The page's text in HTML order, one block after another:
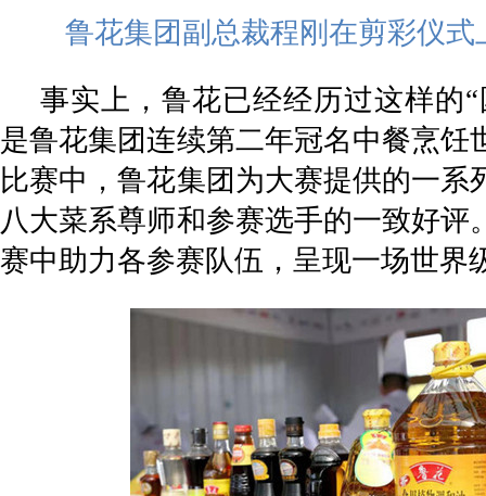
鲁花集团副总裁程刚在剪彩仪式
事实上，鲁花已经经历过这样的
是鲁花集团连续第二年冠名中餐烹饪
比赛中，鲁花集团为大赛提供的一系
八大菜系尊师和参赛选手的一致好评
赛中助力各参赛队伍，呈现一场世界